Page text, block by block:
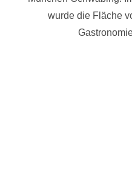
wurde die Fläche